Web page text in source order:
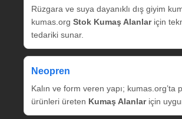
Rüzgara ve suya dayanıklı dış giyim
kumas.org Stok Kumaş Alanlariçin
tedariki sunar.
Neopren
Kalın ve form veren yapı; kumas.org’ta
ürünleri üreten Kumaş Alanlariçin